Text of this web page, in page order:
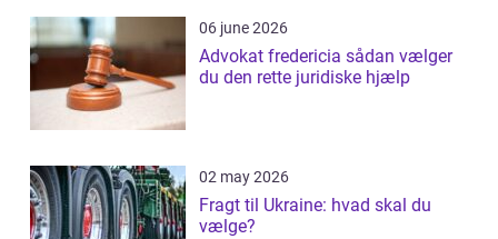
06 june 2026
Advokat fredericia sådan vælger
du den rette juridiske hjælp
02 may 2026
Fragt til Ukraine: hvad skal du
vælge?